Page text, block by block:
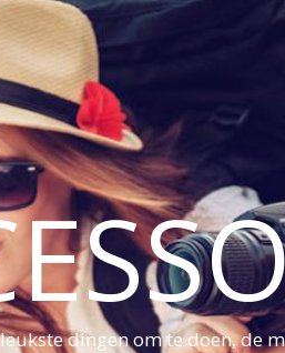
dingen om te doen, de